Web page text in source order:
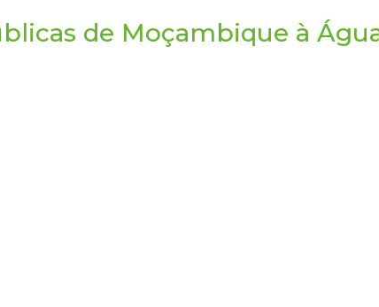
de Moçambique à